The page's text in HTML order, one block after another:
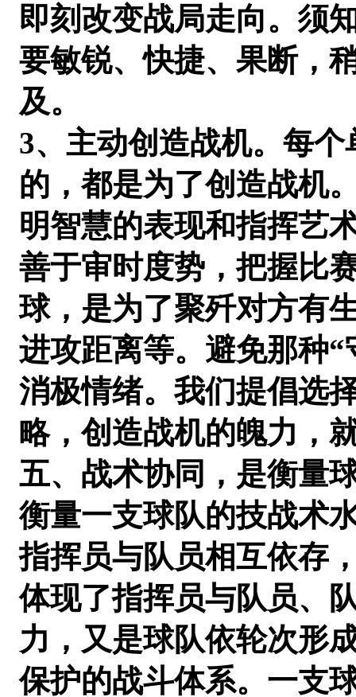
即刻改变战局走向。须
要敏锐、快捷、果断，
及。
3、主动创造战机。每
的，都是为了创造战机
明智慧的表现和指挥艺
善于审时度势，把握比
球，是为了聚歼对方有
进攻距离等。避免那种
消极情绪。我们提倡选
略，创造战机的魄力，
五、战术协同，是衡量
衡量一支球队的技战术
指挥员与队员相互依存
体现了指挥员与队员、
力，又是球队依轮次形
保护的战斗体系。一支